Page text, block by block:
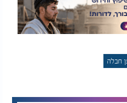
ישנם שלושה פצועים במצב
לעיר כששמענו רעש
במצב קשה שכבו במקום כשאחד מהם, נער בן 16, היה
חבלה